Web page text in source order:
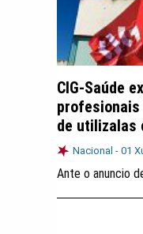
CIG-Saúde
profesionais
de utilizalas
Nacional - 01
Ante o anuncio